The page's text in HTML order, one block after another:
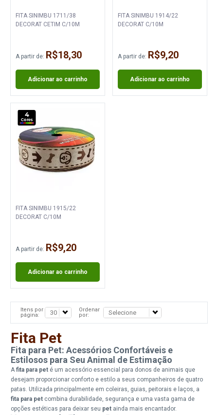
FITA SINIMBU 1711/38
DECORAT CETIM C/10M
A partir de: R$18,30
Adicionar ao carrinho
FITA SINIMBU 1914/22
DECORAT C/10M
A partir de: R$9,20
Adicionar ao carrinho
4
Cores
FITA SINIMBU 1915/22
DECORAT C/10M
A partir de: R$9,20
Adicionar ao carrinho
Itens por
página:
Ordenar
por:
Fita Pet
Fita para Pet: Acessórios Confortáveis e
Estilosos para Seu Animal de Estimação
Afita para pet é um acessório essencial para donos de animais que
desejam proporcionar conforto e estilo a seus companheiros de quatro
patas. Utilizada principalmente em coleiras, guias, peitorais e laços, a
fita para pet combina durabilidade, segurança e uma vasta gama de
opções estéticas para deixar seu pet ainda mais encantador.